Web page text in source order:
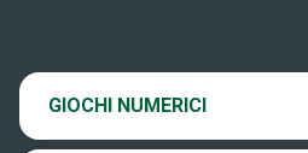
GIOCHI NUMERICI
Eurojackpot
Ultima estrazione